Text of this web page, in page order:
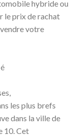
hybride ou
le prix de rachat
votre
les plus brefs
dans la ville de
10. Cet